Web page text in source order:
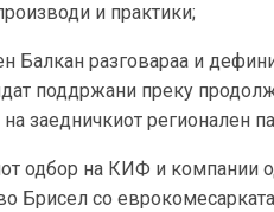
и практики;
разговараа и
поддржани преку
заедничкиот регионален
на КИФ и компании од
Брисел со